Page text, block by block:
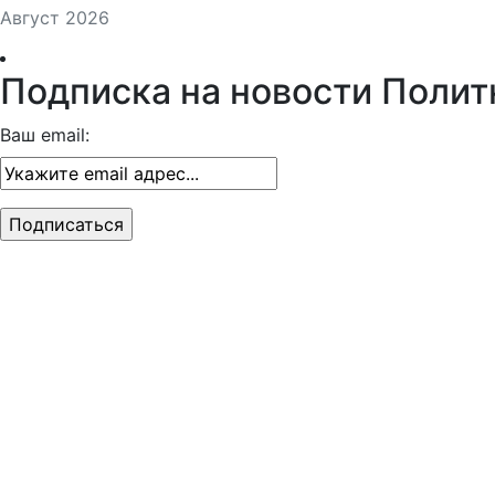
Август 2026
Подписка на новости
Ваш email: